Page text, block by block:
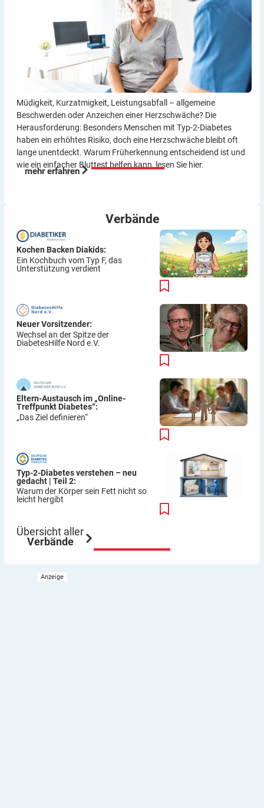
Müdigkeit, Kurzatmigkeit, Leistungsabfall – allgemeine
Beschwerden oder Anzeichen einer Herzschwäche? Die
Herausforderung: Besonders Menschen mit Typ-2-Diabetes
haben ein erhöhtes Risiko, doch eine Herzschwäche bleibt oft
lange unentdeckt. Warum Früherkennung entscheidend ist und
wie ein einfacher Bluttest helfen kann, lesen Sie hier.
mehr erfahren
Verbände
Kochen Backen Diakids:
Ein Kochbuch vom Typ F, das
Unterstützung verdient
Neuer Vorsitzender:
Wechsel an der Spitze der
DiabetesHilfe Nord e.V.
Eltern-Austausch im „Online-
Treffpunkt Diabetes“:
„Das Ziel definieren“
Typ-2-Diabetes verstehen – neu
gedacht | Teil 2:
Warum der Körper sein Fett nicht so
leicht hergibt
Übersicht aller
Verbände